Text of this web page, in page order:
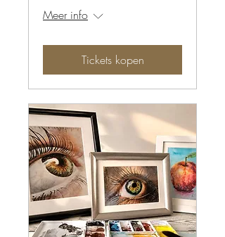
Meer info
Tickets kopen